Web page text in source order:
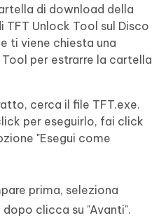
di download della
TFT Unlock Tool sul Disco
ti viene chiesta una
per estrarre la cartella
cerca il file TFT.exe.
per eseguirlo, fai click
"Esegui come
prima, seleziona
clicca su "Avanti".